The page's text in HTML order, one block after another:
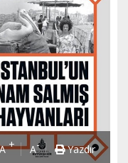
A+ A- Yazdır